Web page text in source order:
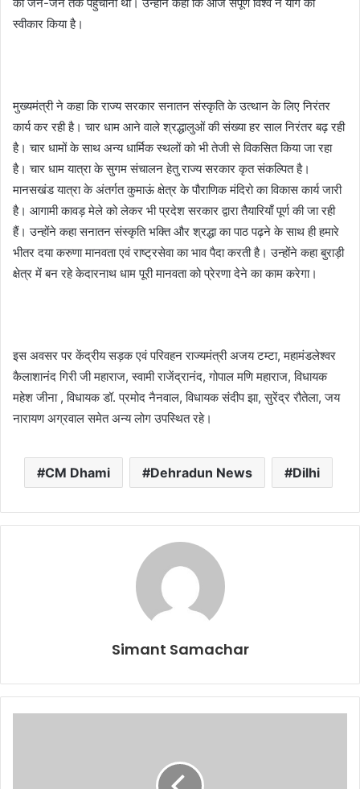
स्वीकार किया है।
मुख्यमंत्री ने कहा कि राज्य सरकार सनातन संस्कृति के उत्थान के लिए निरंतर
कार्य कर रही है। चार धाम आने वाले श्रद्धालुओं की संख्या हर साल निरंतर बढ़ रही
है। चार धामों के साथ अन्य धार्मिक स्थलों को भी तेजी से विकसित किया जा रहा
है। चार धाम यात्रा के सुगम संचालन हेतु राज्य सरकार कृत संकल्पित है।
मानसखंड यात्रा के अंतर्गत कुमाऊं क्षेत्र के पौराणिक मंदिरो का विकास कार्य जारी
है। आगामी कावड़ मेले को लेकर भी प्रदेश सरकार द्वारा तैयारियाँ पूर्ण की जा रही
हैं। उन्होंने कहा सनातन संस्कृति भक्ति और श्रद्धा का पाठ पढ़ने के साथ ही हमारे
भीतर दया करुणा मानवता एवं राष्ट्रसेवा का भाव पैदा करती है। उन्होंने कहा बुराड़ी
क्षेत्र में बन रहे केदारनाथ धाम पूरी मानवता को प्रेरणा देने का काम करेगा।
इस अवसर पर केंद्रीय सड़क एवं परिवहन राज्यमंत्री अजय टम्टा, महामंडलेश्वर
कैलाशानंद गिरी जी महाराज, स्वामी राजेंद्रानंद, गोपाल मणि महाराज, विधायक
महेश जीना , विधायक डॉ. प्रमोद नैनवाल, विधायक संदीप झा, सुरेंद्र रौतेला, जय
नारायण अग्रवाल समेत अन्य लोग उपस्थित रहे।
CM Dhami Dehradun News Dilhi
Simant Samachar